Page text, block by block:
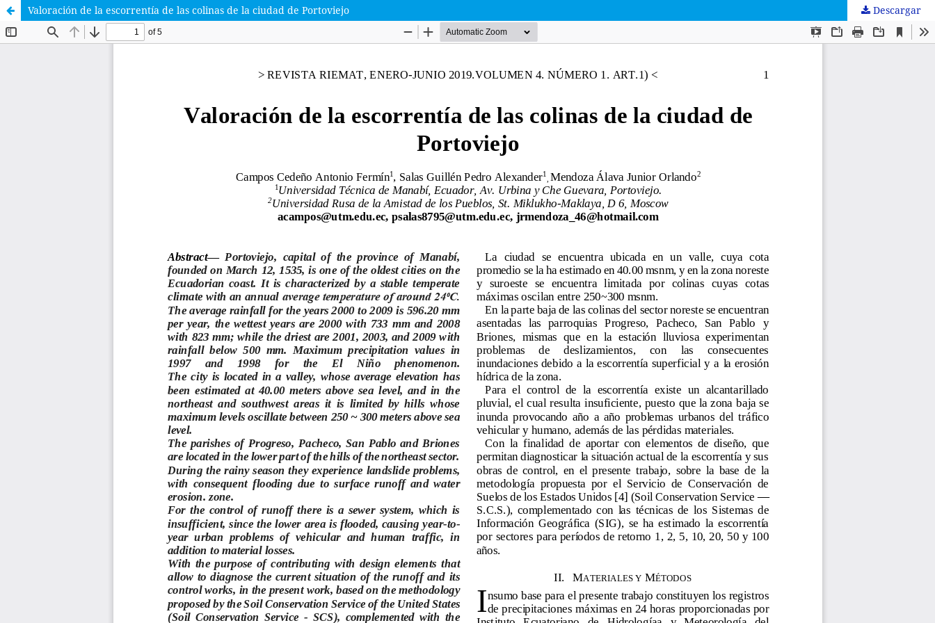
Valoración de la escorrentía de las colinas de la ciudad de Portoviejo Descargar